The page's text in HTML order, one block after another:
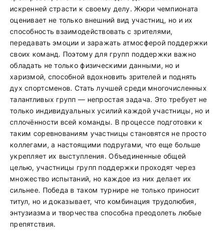
искренней страсти к своему делу. Жюри чемпионата
оценивает не только внешний вид участниц, но и их
способность взаимодействовать с зрителями,
передавать эмоции и заражать атмосферой поддержки
своих команд. Поэтому для групп поддержки важно
обладать не только физическими данными, но и
харизмой, способной вдохновить зрителей и поднять
дух спортсменов. Стать лучшей среди многочисленных
талантливых групп — непростая задача. Это требует не
только индивидуальных усилий каждой участницы, но и
сплочённости всей команды. В процессе подготовки к
таким соревнованиям участницы становятся не просто
коллегами, а настоящими подругами, что еще больше
укрепляет их выступления. Объединенные общей
целью, участницы групп поддержки проходят через
множество испытаний, но каждое из них делает их
сильнее. Победа в таком турнире не только приносит
титул, но и доказывает, что комбинация трудолюбия,
энтузиазма и творчества способна преодолеть любые
препятствия.